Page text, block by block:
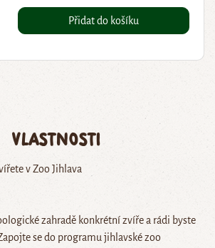
Přidat do košíku
Vlastnosti
v Zoo Jihlava
zahradě konkrétní zvíře a rádi byste
se do programu jihlavské zoo